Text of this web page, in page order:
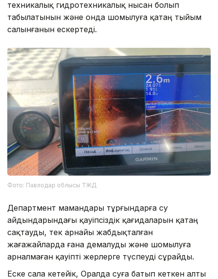
техникалық гидротехникалық нысан болып
табылатынын және онда шомылуға қатаң тыйым
салынғанын ескертеді.
Фото: Павлодар облысы ТЖД
Департмент мамандары тұрғындарға су
айдындарындағы қауіпсіздік қағидаларын қатаң
сақтауды, тек арнайы жабдықталған
жағажайларда ғана демалуды және шомылуға
арналмаған қауіпті жерлерге түспеуді сұрайды.
Еске сала кетейік, Оралда суға батып кеткен алты